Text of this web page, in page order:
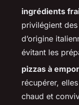
ingrédients
privilégient
d’origine
évitant les
pizzas à
récupérer,
chaud et